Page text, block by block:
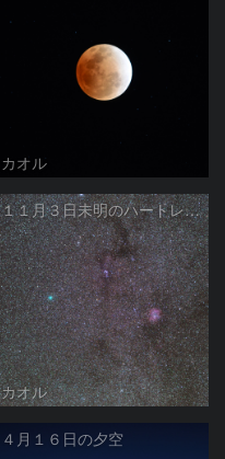
カオル
１１月３日未明のハートレー彗星
カオル
４月１６日の夕空